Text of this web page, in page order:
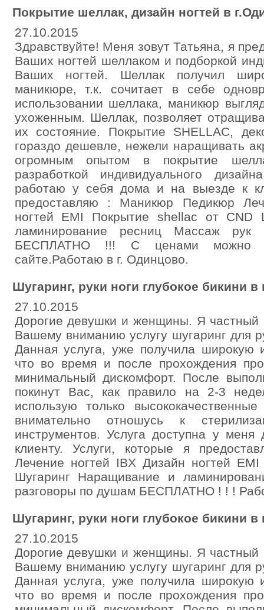
Покрытие шеллак, дизайн ногтей в
27.10.2015
Здравствуйте! Меня зовут Татьяна, я
Ваших ногтей шеллаком и подборкой
Ваших ногтей. Шеллак получил
маникюре, т.к. сочитает в себе
использовании шеллака, маникюр
ухоженным. Шеллак, позволяет
их состояние. Покрытие SHELLAC,
гораздо дешевле, нежели наращивать
огромным опытом в покрытие
разработкой индивидуального
работаю у себя дома и на выезде к
предоставляю : Маникюр Педикюр
ногтей EMI Покрытие shellac от CND
ламинирование ресниц Массаж
БЕСПЛАТНО !!! С ценами можно
сайте.Работаю в г. Одинцово.
Шугаринг, руки ноги глубокое бикини в
27.10.2015
Дорогие девушки и женщины. Я частный
Вашему вниманию услугу шугаринг для
Данная услуга, уже получила широкую
что во время и после прохождения
минимальный дискомфорт. После
покинут Вас, как правило на 2-3
использую только
внимательно отношусь к
инструментов. Услуга доступна у
клиенту. Услуги, которые я
Лечение ногтей IBX Дизайн ногтей
Шугаринг Наращивание и
разговоры по душам БЕСПЛАТНО ! ! !
Шугаринг, руки ноги глубокое бикини в
27.10.2015
Дорогие девушки и женщины. Я частный
Вашему вниманию услугу шугаринг для
Данная услуга, уже получила широкую
что во время и после прохождения